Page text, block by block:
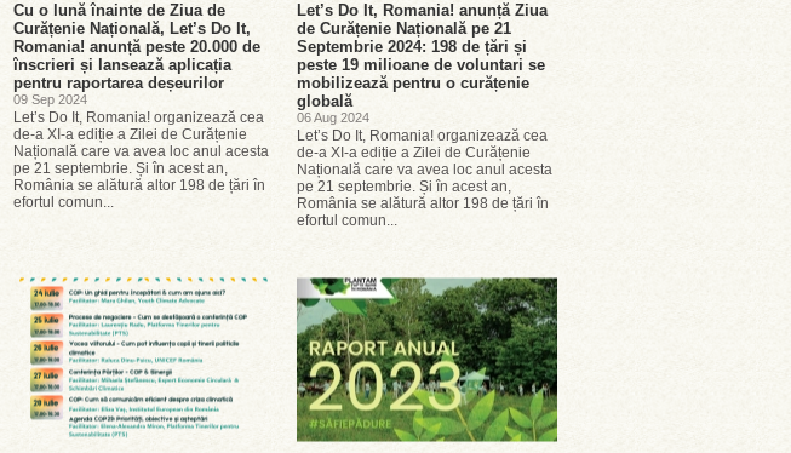
Cu o lună înainte de Ziua de
Curățenie Națională, Let’s Do It,
Romania! anunță peste 20.000 de
înscrieri și lansează aplicația
pentru raportarea deșeurilor
09 Sep 2024
Let’s Do It, Romania! organizează cea
de-a XI-a ediție a Zilei de Curățenie
Națională care va avea loc anul acesta
pe 21 septembrie. Și în acest an,
România se alătură altor 198 de țări în
efortul comun...
Let’s Do It, Romania! anunță Ziua
de Curățenie Națională pe 21
Septembrie 2024: 198 de țări și
peste 19 milioane de voluntari se
mobilizează pentru o curățenie
globală
06 Aug 2024
Let’s Do It, Romania! organizează cea
de-a XI-a ediție a Zilei de Curățenie
Națională care va avea loc anul acesta
pe 21 septembrie. Și în acest an,
România se alătură altor 198 de țări în
efortul comun...